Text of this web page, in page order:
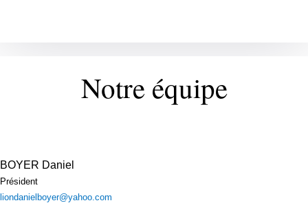
Notre équipe
BOYER Daniel
Président
liondanielboyer@yahoo.com